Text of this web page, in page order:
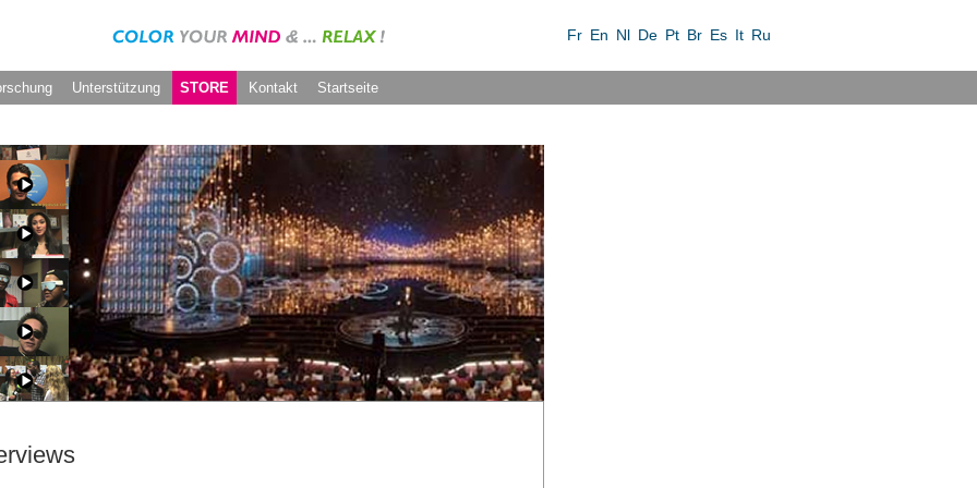
Fr En Nl De Pt Br Es It Ru
Unterstützung STORE Kontakt Startseite